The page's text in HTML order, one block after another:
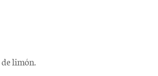
de limón.